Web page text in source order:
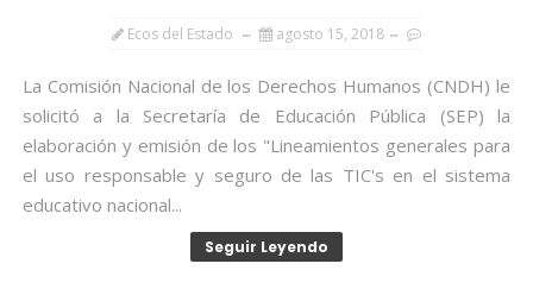
Ecos del Estado agosto 15, 2018
La Comisión Nacional de los Derechos Humanos (CNDH) le
solicitó a la Secretaría de Educación Pública (SEP) la
elaboración y emisión de los "Lineamientos generales para
el uso responsable y seguro de las TIC's en el sistema
educativo nacional...
Seguir Leyendo